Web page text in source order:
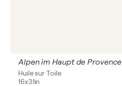
Alpen im Haupt de Provence
Huile sur Toile
16x31in